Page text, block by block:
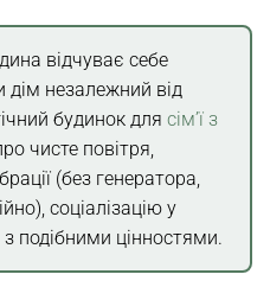
відчуває себе
дім незалежний від
будинок для сім’ї з
чисте повітря,
(без генератора,
соціалізацію у
з подібними цінностями.